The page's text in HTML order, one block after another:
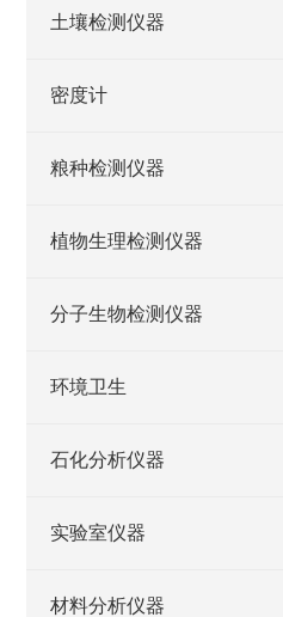
土壤检测仪器
密度计
粮种检测仪器
植物生理检测仪器
分子生物检测仪器
环境卫生
石化分析仪器
实验室仪器
材料分析仪器